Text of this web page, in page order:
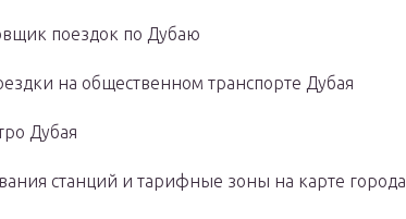
поездок по Дубаю
на общественном транспорте Дубая
Дубая
станций и тарифные зоны на карте города